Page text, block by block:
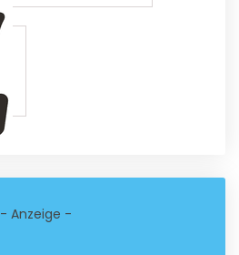
- Anzeige -